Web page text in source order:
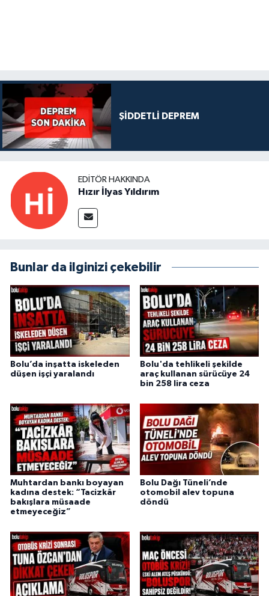
ŞİDDETLİ DEPREM
EDITÖR HAKKINDA
Hızır İlyas Yıldırım
Bunlar da ilginizi çekebilir
Bolu’da inşatta iskeleden
düşen işçi yaralandı
Bolu'da tehlikeli şekilde
araç kullanan sürücüye 24
bin 258 lira ceza
Muhtardan bankı boyayan
kadına destek: “Tacizkâr
bakışlara müsaade
etmeyeceğiz”
Bolu Dağı Tüneli’nde
otomobil alev topuna
döndü